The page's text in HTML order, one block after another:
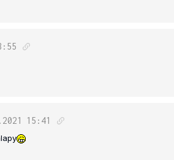
15:41